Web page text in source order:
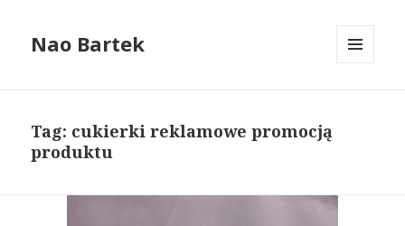
Nao Bartek
Tag: cukierki reklamowe promocją
produktu